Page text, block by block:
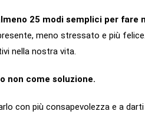
25 modi semplici per fare
meno stressato e più
nella nostra vita.
non come soluzione.
con più consapevolezza e a darti